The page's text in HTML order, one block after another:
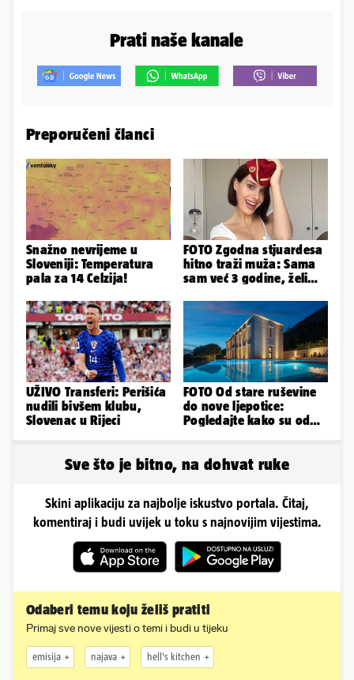
Prati naše kanale
Preporučeni članci
Snažno nevrijeme u
Sloveniji: Temperatura
pala za 14 Celzija!
FOTO Zgodna stjuardesa
hitno traži muža: Sama
sam već 3 godine, želim
UŽIVO Transferi: Perišića
nudili bivšem klubu,
Slovenac u Rijeci
FOTO Od stare ruševine
do nove ljepotice:
Pogledajte kako su od
Sve što je bitno, na dohvat ruke
Skini aplikaciju za najbolje iskustvo portala. Čitaj,
komentiraj i budi uvijek u toku s najnovijim vijestima.
Odaberi temu koju želiš pratiti
Primaj sve nove vijesti o temi i budi u tijeku
emisija najava hell's kitchen